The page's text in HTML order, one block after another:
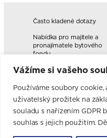
Vážíme si vašeho
Používáme soubory
uživatelský prožitek na
souladu s nařízením GDPR
souhlas s jejich použitím.
Často kladené dotazy
Nabídka pro majitele a
pronajímatele bytového
fondu
Volná pracovní místa
Novinky
Firemní hodnoty